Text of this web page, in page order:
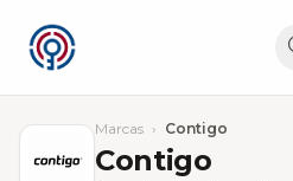
Marcas › Contigo
Contigo